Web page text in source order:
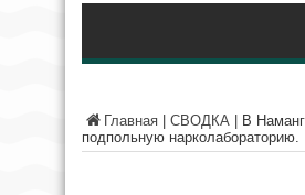
Главная СВОДКА
В
подпольную нарколабораторию.